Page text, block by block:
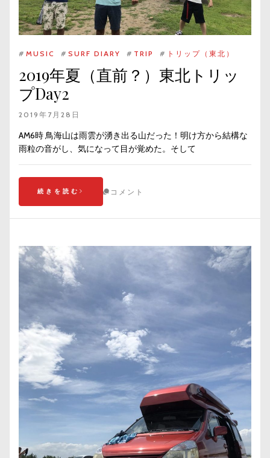
# MUSIC # SURF DIARY # TRIP # トリップ（東北）
2019年夏（直前？）東北トリッ
プDay2
2019年7月28日
AM6時 鳥海山は雨雲が湧き出る山だった！明け方から結構な
雨粒の音がし、気になって目が覚めた。そして
続きを読む コメント